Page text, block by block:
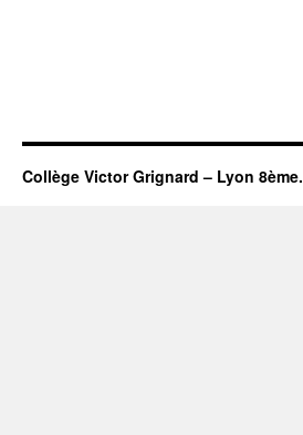
Collège Victor Grignard – Lyon 8ème.